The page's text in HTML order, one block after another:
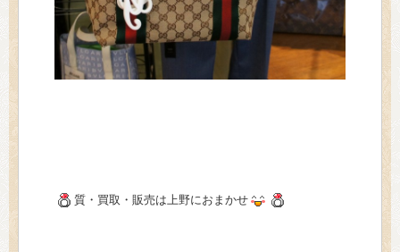
質・買取・販売は上野におまかせ